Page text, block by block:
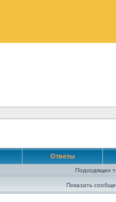
Ответы
Подходящих
Показать